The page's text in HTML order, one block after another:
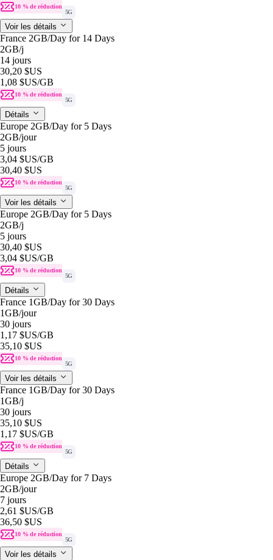
10 % de réduction
5G
Voir les détails
France 2GB/Day for 14 Days
2GB/j
14 jours
30,20 $US
1,08 $US/GB
10 % de réduction
5G
Détails
Europe 2GB/Day for 5 Days
2GB/jour
5 jours
3,04 $US/GB
30,40 $US
10 % de réduction
5G
Voir les détails
Europe 2GB/Day for 5 Days
2GB/j
5 jours
30,40 $US
3,04 $US/GB
10 % de réduction
5G
Détails
France 1GB/Day for 30 Days
1GB/jour
30 jours
1,17 $US/GB
35,10 $US
10 % de réduction
5G
Voir les détails
France 1GB/Day for 30 Days
1GB/j
30 jours
35,10 $US
1,17 $US/GB
10 % de réduction
5G
Détails
Europe 2GB/Day for 7 Days
2GB/jour
7 jours
2,61 $US/GB
36,50 $US
10 % de réduction
5G
Voir les détails